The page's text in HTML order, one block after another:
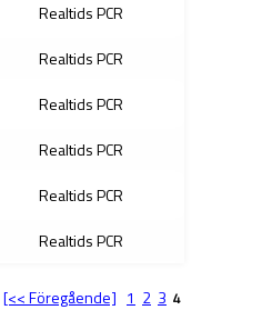
Realtids PCR
Realtids PCR
Realtids PCR
Realtids PCR
Realtids PCR
Realtids PCR
[<< Föregående] 1 2 3 4